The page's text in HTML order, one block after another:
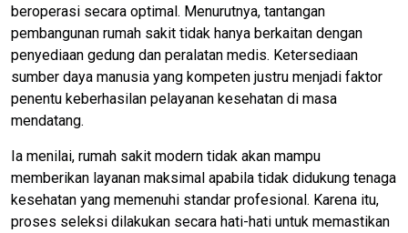
beroperasi secara optimal. Menurutnya, tantangan
pembangunan rumah sakit tidak hanya berkaitan dengan
penyediaan gedung dan peralatan medis. Ketersediaan
sumber daya manusia yang kompeten justru menjadi faktor
penentu keberhasilan pelayanan kesehatan di masa
mendatang.
Ia menilai, rumah sakit modern tidak akan mampu
memberikan layanan maksimal apabila tidak didukung tenaga
kesehatan yang memenuhi standar profesional. Karena itu,
proses seleksi dilakukan secara hati-hati untuk memastikan